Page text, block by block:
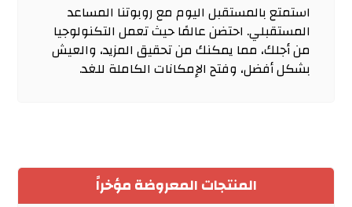
استمتع بالمستقبل اليوم مع روبوتنا المساعد
المستقبلي. احتضن عالمًا حيث تعمل التكنولوجيا
من أجلك، مما يمكنك من تحقيق المزيد، والعيش
بشكل أفضل، وفتح الإمكانات الكاملة للغد.
المنتجات المعروضة مؤخراً